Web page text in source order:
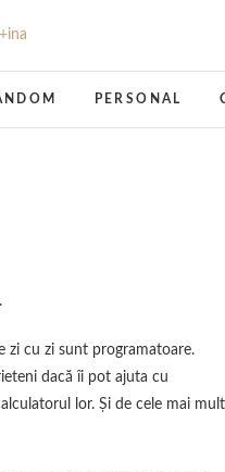
PERSONAL
zi cu zi sunt programatoare.
dacă îi pot ajuta cu
lor. Și de cele mai